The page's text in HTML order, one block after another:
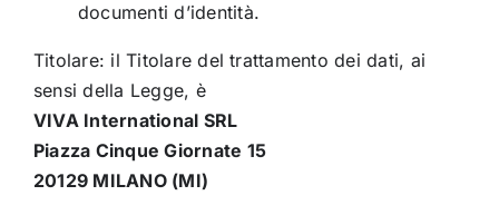
documenti d’identità.
Titolare: il Titolare del trattamento dei dati, ai
sensi della Legge, è
VIVA International SRL
Piazza Cinque Giornate 15
20129 MILANO (MI)